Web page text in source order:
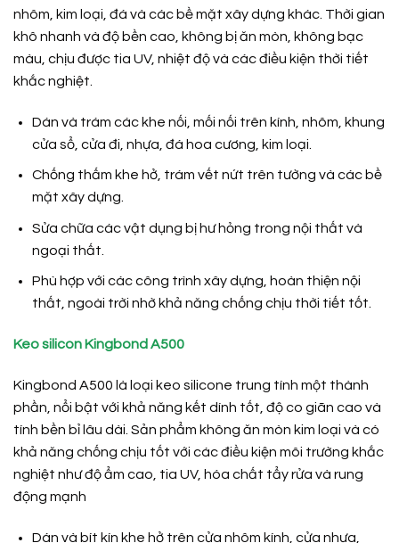
nhôm, kim loại, đá và các bề mặt xây dựng khác. Thời gian
khô nhanh và độ bền cao, không bị ăn mòn, không bạc
màu, chịu được tia UV, nhiệt độ và các điều kiện thời tiết
khắc nghiệt.
Dán và trám các khe nối, mối nối trên kính, nhôm, khung
cửa sổ, cửa đi, nhựa, đá hoa cương, kim loại.
Chống thấm khe hở, trám vết nứt trên tường và các bề
mặt xây dựng.
Sửa chữa các vật dụng bị hư hỏng trong nội thất và
ngoại thất.
Phù hợp với các công trình xây dựng, hoàn thiện nội
thất, ngoài trời nhờ khả năng chống chịu thời tiết tốt.
Keo silicon Kingbond A500
Kingbond A500 là loại keo silicone trung tính một thành
phần, nổi bật với khả năng kết dính tốt, độ co giãn cao và
tính bền bỉ lâu dài. Sản phẩm không ăn mòn kim loại và có
khả năng chống chịu tốt với các điều kiện môi trường khắc
nghiệt như độ ẩm cao, tia UV, hóa chất tẩy rửa và rung
động mạnh
Dán và bít kín khe hở trên cửa nhôm kính, cửa nhựa,